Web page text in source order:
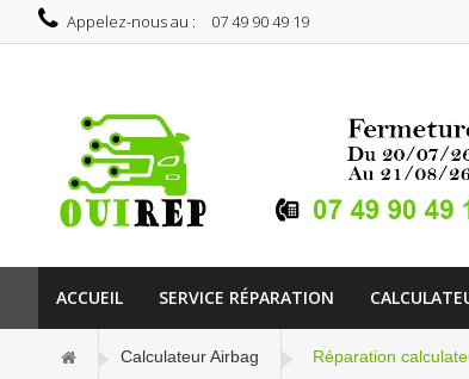
Appelez-nous au : 07 49 90 49 19
ACCUEIL SERVICE RÉPARATION
Calculateur Airbag Réparation